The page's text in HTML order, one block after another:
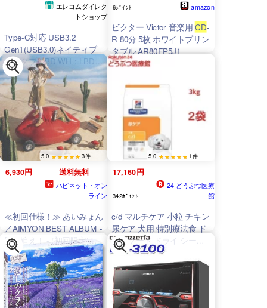
エレコムダイレク
トショップ
Type-C対応 USB3.2
Gen1(USB3.0)ネイティブ
ポータブルBD WH：LBD-
PWA6U3CLWH
6ﾎﾟｲﾝﾄ amazon
ビクター Victor 音楽用 CD-
R 80分 5枚 ホワイトプリン
タブル AR80FP5J1
6,930円 送料無料
ハピネット・オン
ライン
5.0 3件
≪初回仕様！≫ あいみょん
／AIMYON BEST ALBUM -
唇を追え！ - (初回限定)
【CD】
17,160円
342ﾎﾟｲﾝﾄ
24 どうぶつ医療
館
5.0 1件
c/d マルチケア 小粒 チキン
尿ケア 犬用 特別療法食 ド
ッグフード ドライ シーデ
ィー(3kg*2袋セット)【ヒル
ズ プリスクリプション・ダ
イエット】